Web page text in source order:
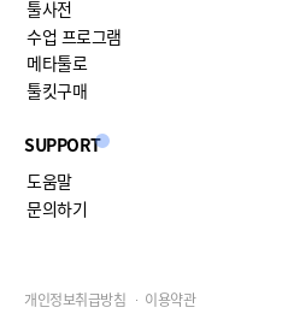
툴사전
수업 프로그램
메타툴로
툴킷구매
SUPPORT
도움말
문의하기
개인정보취급방침 이용약관